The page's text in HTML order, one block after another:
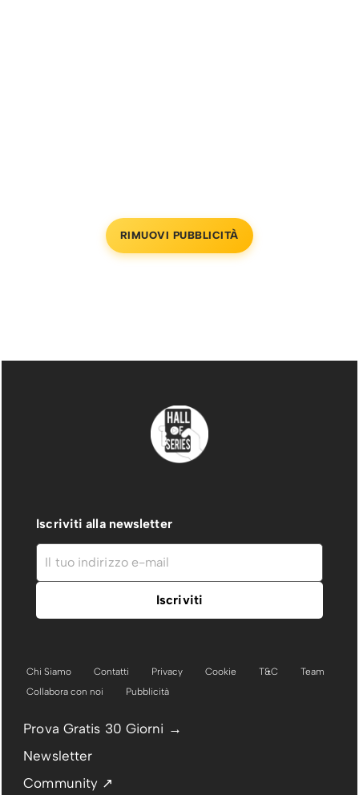
RIMUOVI PUBBLICITÀ
Iscriviti alla newsletter
Chi Siamo Contatti Privacy Cookie T&C
Team
Collabora con noi
Pubblicità
Prova Gratis 30 Giorni →
Newsletter
Community ↗